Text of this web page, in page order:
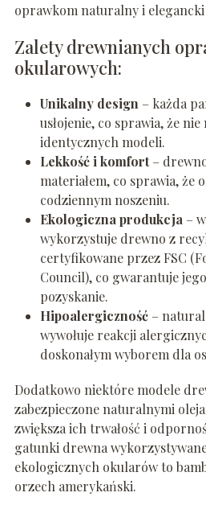
oprawkom naturalny i
Zalety drewnianych
okularowych:
Unikalny design – każda
usłojenie, co sprawia, że
identycznych modeli.
Lekkość i komfort–
materiałem, co sprawia, że
codziennym noszeniu.
Ekologiczna produkcja –
wykorzystuje drewno z
certyfikowane przez FSC
Council), co gwarantuje
pozyskanie.
Hipoalergiczność–
wywołuje reakcji
doskonałym wyborem dla
Dodatkowo niektóre modele
zabezpieczone naturalnymi
zwiększa ich trwałość i
gatunki drewna
ekologicznych okularów to
orzech amerykański.